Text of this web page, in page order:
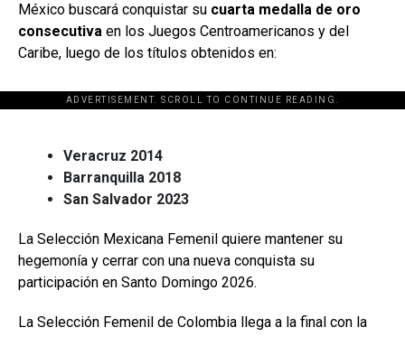
México buscará conquistar su cuarta medalla de oro
consecutiva en los Juegos Centroamericanos y del
Caribe, luego de los títulos obtenidos en:
ADVERTISEMENT. SCROLL TO CONTINUE READING.
[adsforwp id="243463"]
Veracruz 2014
Barranquilla 2018
San Salvador 2023
La Selección Mexicana Femenil quiere mantener su
hegemonía y cerrar con una nueva conquista su
participación en Santo Domingo 2026.
La Selección Femenil de Colombia llega a la final con la